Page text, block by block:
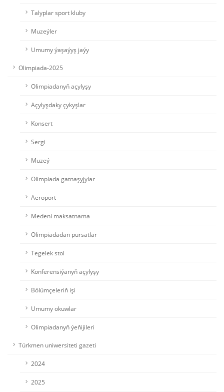
Talyplar sport kluby
Muzeýler
Umumy ýaşaýyş jaýy
Olimpiada-2025
Olimpiadanyň açylyşy
Açylyşdaky çykyşlar
Konsert
Sergi
Muzeý
Olimpiada gatnaşyjylar
Aeroport
Medeni maksatnama
Olimpiadadan pursatlar
Tegelek stol
Konferensiýanyň açylyşy
Bölümçeleriň işi
Umumy okuwlar
Olimpiadanyň ýeňijileri
Türkmen uniwersiteti gazeti
2024
2025